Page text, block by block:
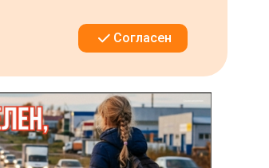
Согласен